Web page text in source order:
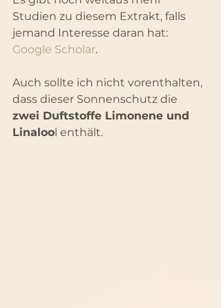
Studien zu diesem Extrakt, falls
jemand Interesse daran hat:
Google Scholar.
Auch sollte ich nicht vorenthalten,
dass dieser Sonnenschutz die
zwei Duftstoffe Limonene und
Linaloo l enthält.